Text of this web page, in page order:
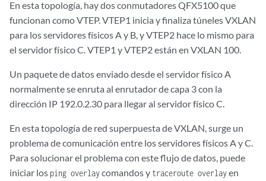
En esta topología, hay dos conmutadores QFX5100 que
funcionan como VTEP. VTEP1 inicia y finaliza túneles VXLAN
para los servidores físicos A y B, y VTEP2 hace lo mismo para
el servidor físico C. VTEP1 y VTEP2 están en VXLAN 100.
Un paquete de datos enviado desde el servidor físico A
normalmente se enruta al enrutador de capa 3 con la
dirección IP 192.0.2.30 para llegar al servidor físico C.
En esta topología de red superpuesta de VXLAN, surge un
problema de comunicación entre los servidores físicos A y C.
Para solucionar el problema con este flujo de datos, puede
iniciar losping overlaycomandos y traceroute overlayen